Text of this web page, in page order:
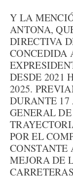
Y LA
ANTONA,
DIRECTIVA
CONCEDIDA
DESDE 2021
2025.
DURANTE 17
GENERAL
POR EL
CONSTANTE
MEJORA DE